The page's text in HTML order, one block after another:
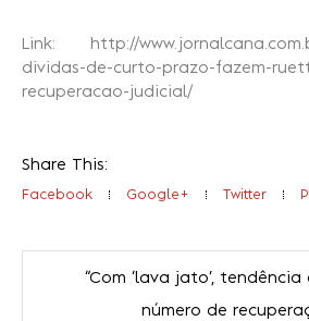
Link: http://
dividas-de-curto-prazo-fazem-
recuperacao-judicial/
Share This:
Facebook Google+ Twitter
“Com ‘lava jato’,
número de